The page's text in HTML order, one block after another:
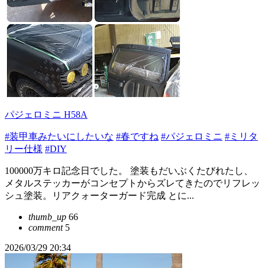
パジェロミニ H58A
#装甲車みたいにしたいな #春ですね #パジェロミニ #ミリタ
リー仕様 #DIY
100000万キロ記念日でした。 塗装もだいぶくたびれたし、
メタルステッカーがコンセプトからズレてきたのでリフレッ
シュ塗装。リアクォーターガード完成 とに...
thumb_up 66
comment5
2026/03/29 20:34